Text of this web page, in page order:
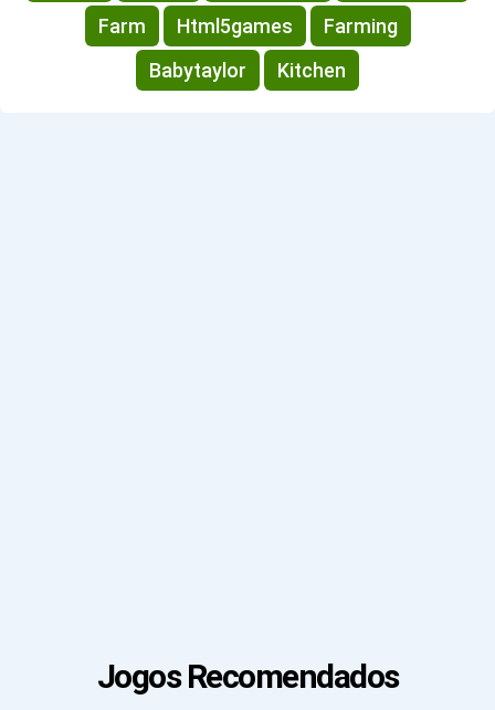
Farm
Html5games
Farming
Babytaylor
Kitchen
Jogos Recomendados